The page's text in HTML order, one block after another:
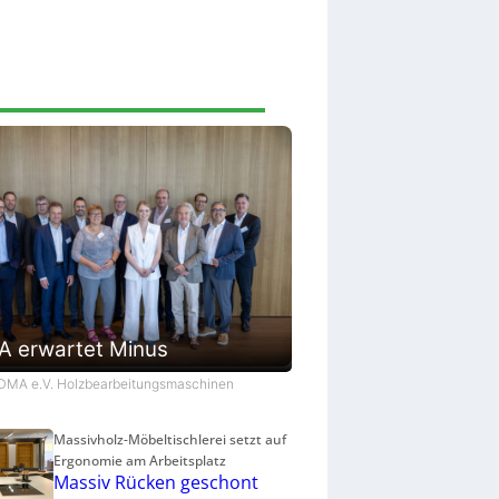
d
e
erwartet Minus
e.V. Holzbearbeitungsmaschinen
Massivholz-Möbeltischlerei setzt auf
Ergonomie am Arbeitsplatz
Massiv Rücken geschont